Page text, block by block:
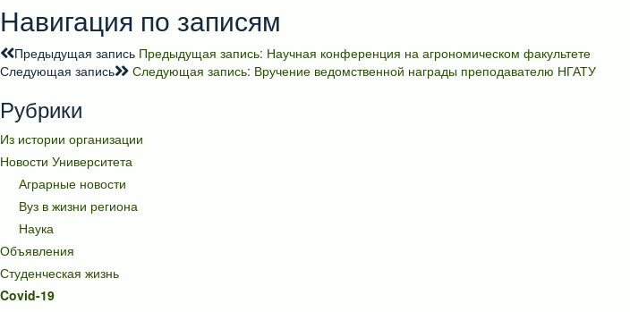
Навигация по записям
Предыдущая запись Предыдущая запись: Научная конференция на агрономическом факультете
Следующая запись
Следующая запись: Вручение ведомственной награды преподавателю НГАТУ
Рубрики
Из истории организации
Новости Университета
Аграрные новости
Вуз в жизни региона
Наука
Объявления
Студенческая жизнь
Covid-19